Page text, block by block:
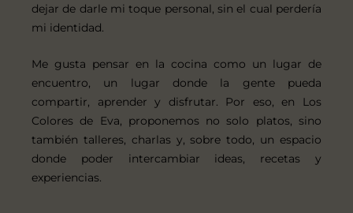
dejar de darle mi toque personal, sin el cual perdería
mi identidad.
Me gusta pensar en la cocina como un lugar de
encuentro, un lugar donde la gente pueda
compartir, aprender y disfrutar. Por eso, en Los
Colores de Eva, proponemos no solo platos, sino
también talleres, charlas y, sobre todo, un espacio
donde poder intercambiar ideas, recetas y
experiencias.